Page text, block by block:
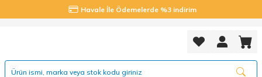
Havale İle Ödemelerde %3 indirim